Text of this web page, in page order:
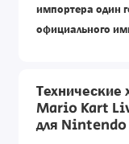
импортера один
официального
Технические
Mario Kart
для